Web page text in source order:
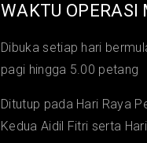
WAKTU OPERASI
Dibuka setiap hari
pagi hingga 5.00 petang
Ditutup pada Hari Raya
Kedua Aidil Fitri serta